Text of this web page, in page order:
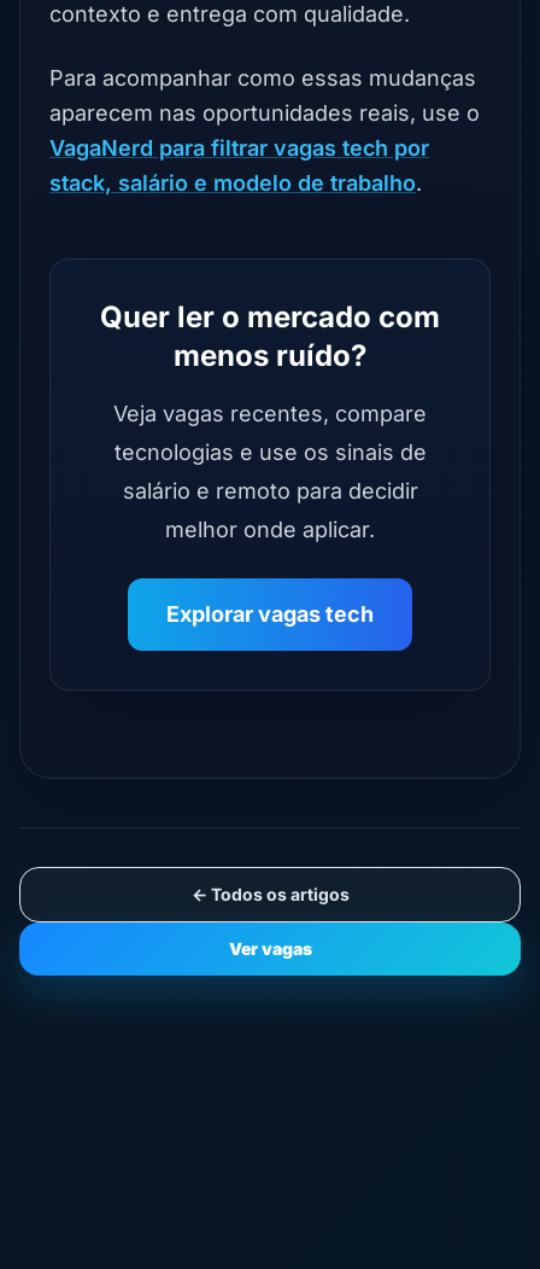
contexto e entrega com qualidade.
Para acompanhar como essas mudanças
aparecem nas oportunidades reais, use o
VagaNerd para filtrar vagas tech por
stack, salário e modelo de trabalho.
Quer ler o mercado com
menos ruído?
Veja vagas recentes, compare
tecnologias e use os sinais de
salário e remoto para decidir
melhor onde aplicar.
Explorar vagas tech
← Todos os artigos
Ver vagas